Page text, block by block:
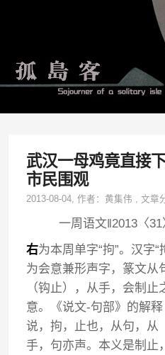
武汉一母鸡竟直接
市民围观
2013-08-04, 作者：黄集伟 ,文章
一周语文‖2013〈
右为本周单字“拘”。汉字“
为会意兼形声字，篆文从
（钩止），从手，会制止
意。《说文-句部》的解释
说，拘，止也，从句，从
手，句亦声。本义是制止，